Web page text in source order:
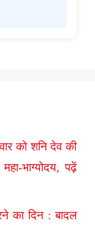
को शनि देव की
भाग्योदय, पढ़ें
का दिन : बादल